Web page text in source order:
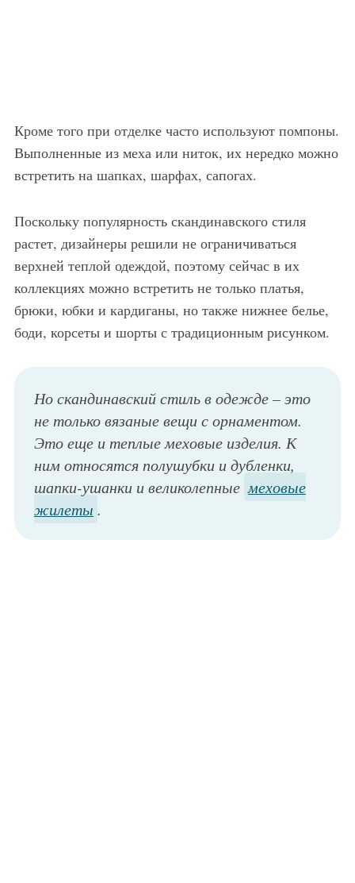
Кроме того при отделке часто используют помпоны.
Выполненные из меха или ниток, их нередко можно
встретить на шапках, шарфах, сапогах.
Поскольку популярность скандинавского стиля
растет, дизайнеры решили не ограничиваться
верхней теплой одеждой, поэтому сейчас в их
коллекциях можно встретить не только платья,
брюки, юбки и кардиганы, но также нижнее белье,
боди, корсеты и шорты с традиционным рисунком.
Но скандинавский стиль в одежде – это
не только вязаные вещи с орнаментом.
Это еще и теплые меховые изделия. К
ним относятся полушубки и дубленки,
шапки-ушанки и великолепные меховые
жилеты .